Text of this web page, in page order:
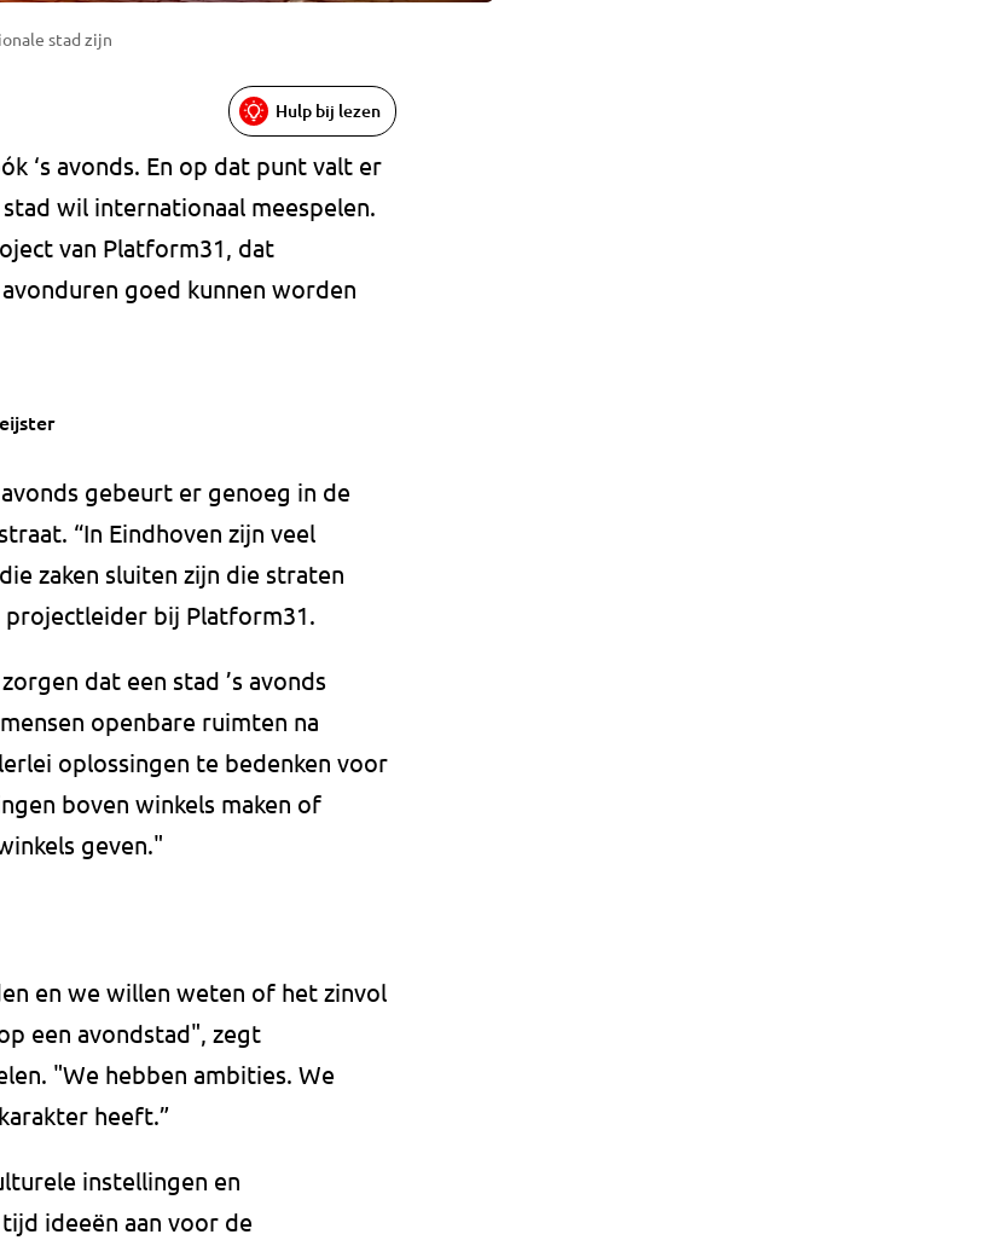
stad zijn
Hulp bij lezen
‘s avonds. En op dat punt valt er
wil internationaal meespelen.
van Platform31, dat
goed kunnen worden
avonds gebeurt er genoeg in de
“In Eindhoven zijn veel
zaken sluiten zijn die straten
projectleider bij Platform31.
dat een stad ’s avonds
openbare ruimten na
oplossingen te bedenken voor
boven winkels maken of
geven."
en we willen weten of het zinvol
een avondstad", zegt
"We hebben ambities. We
heeft.”
instellingen en
ideeën aan voor de